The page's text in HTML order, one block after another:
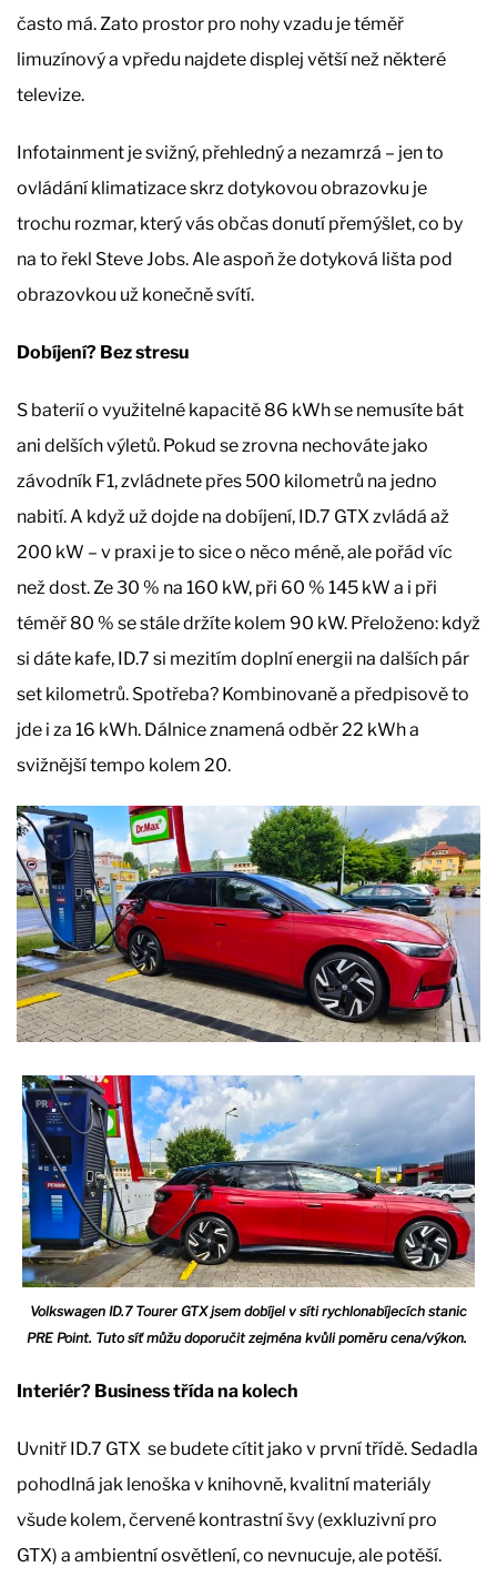
často má. Zato prostor pro nohy vzadu je téměř
limuzínový a vpředu najdete displej větší než některé
televize.
Infotainment je svižný, přehledný a nezamrzá – jen to
ovládání klimatizace skrz dotykovou obrazovku je
trochu rozmar, který vás občas donutí přemýšlet, co by
na to řekl Steve Jobs. Ale aspoň že dotyková lišta pod
obrazovkou už konečně svítí.
Dobíjení? Bez stresu
S baterií o využitelné kapacitě 86 kWh se nemusíte bát
ani delších výletů. Pokud se zrovna nechováte jako
závodník F1, zvládnete přes 500 kilometrů na jedno
nabití. A když už dojde na dobíjení, ID.7 GTX zvládá až
200 kW – v praxi je to sice o něco méně, ale pořád víc
než dost. Ze 30 % na 160 kW, při 60 % 145 kW a i při
téměř 80 % se stále držíte kolem 90 kW. Přeloženo: když
si dáte kafe, ID.7 si mezitím doplní energii na dalších pár
set kilometrů. Spotřeba? Kombinovaně a předpisově to
jde i za 16 kWh. Dálnice znamená odběr 22 kWh a
svižnější tempo kolem 20.
Volkswagen ID.7 Tourer GTX jsem dobíjel v síti rychlonabíjecích stanic
PRE Point. Tuto síť můžu doporučit zejména kvůli poměru cena/výkon.
Interiér? Business třída na kolech
Uvnitř ID.7 GTX se budete cítit jako v první třídě. Sedadla
pohodlná jak lenoška v knihovně, kvalitní materiály
všude kolem, červené kontrastní švy (exkluzivní pro
GTX) a ambientní osvětlení, co nevnucuje, ale potěší.